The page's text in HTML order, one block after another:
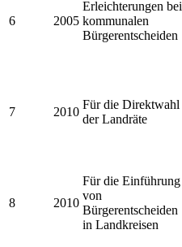
6 2005
Erleichterungen bei
kommunalen
Bürgerentscheiden
7 2010
Für die Direktwahl
der Landräte
8 2010
Für die Einführung
von
Bürgerentscheiden
in Landkreisen